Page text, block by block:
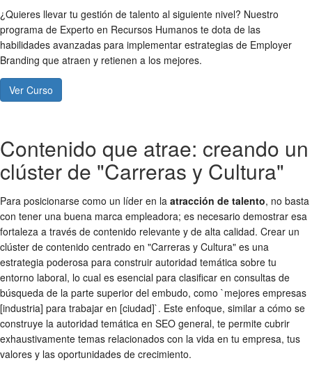
¿Quieres llevar tu gestión de talento al siguiente nivel? Nuestro
programa de Experto en Recursos Humanos te dota de las
habilidades avanzadas para implementar estrategias de Employer
Branding que atraen y retienen a los mejores.
Ver Curso
Contenido que atrae: creando un
clúster de "Carreras y Cultura"
Para posicionarse como un líder en la atracción de talento, no basta
con tener una buena marca empleadora; es necesario demostrar esa
fortaleza a través de contenido relevante y de alta calidad. Crear un
clúster de contenido centrado en "Carreras y Cultura" es una
estrategia poderosa para construir autoridad temática sobre tu
entorno laboral, lo cual es esencial para clasificar en consultas de
búsqueda de la parte superior del embudo, como `mejores empresas
[industria] para trabajar en [ciudad]`. Este enfoque, similar a cómo se
construye la autoridad temática en SEO general, te permite cubrir
exhaustivamente temas relacionados con la vida en tu empresa, tus
valores y las oportunidades de crecimiento.